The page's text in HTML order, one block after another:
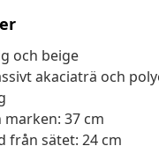
och beige
akaciaträ och
37 cm
från sätet: 24 cm